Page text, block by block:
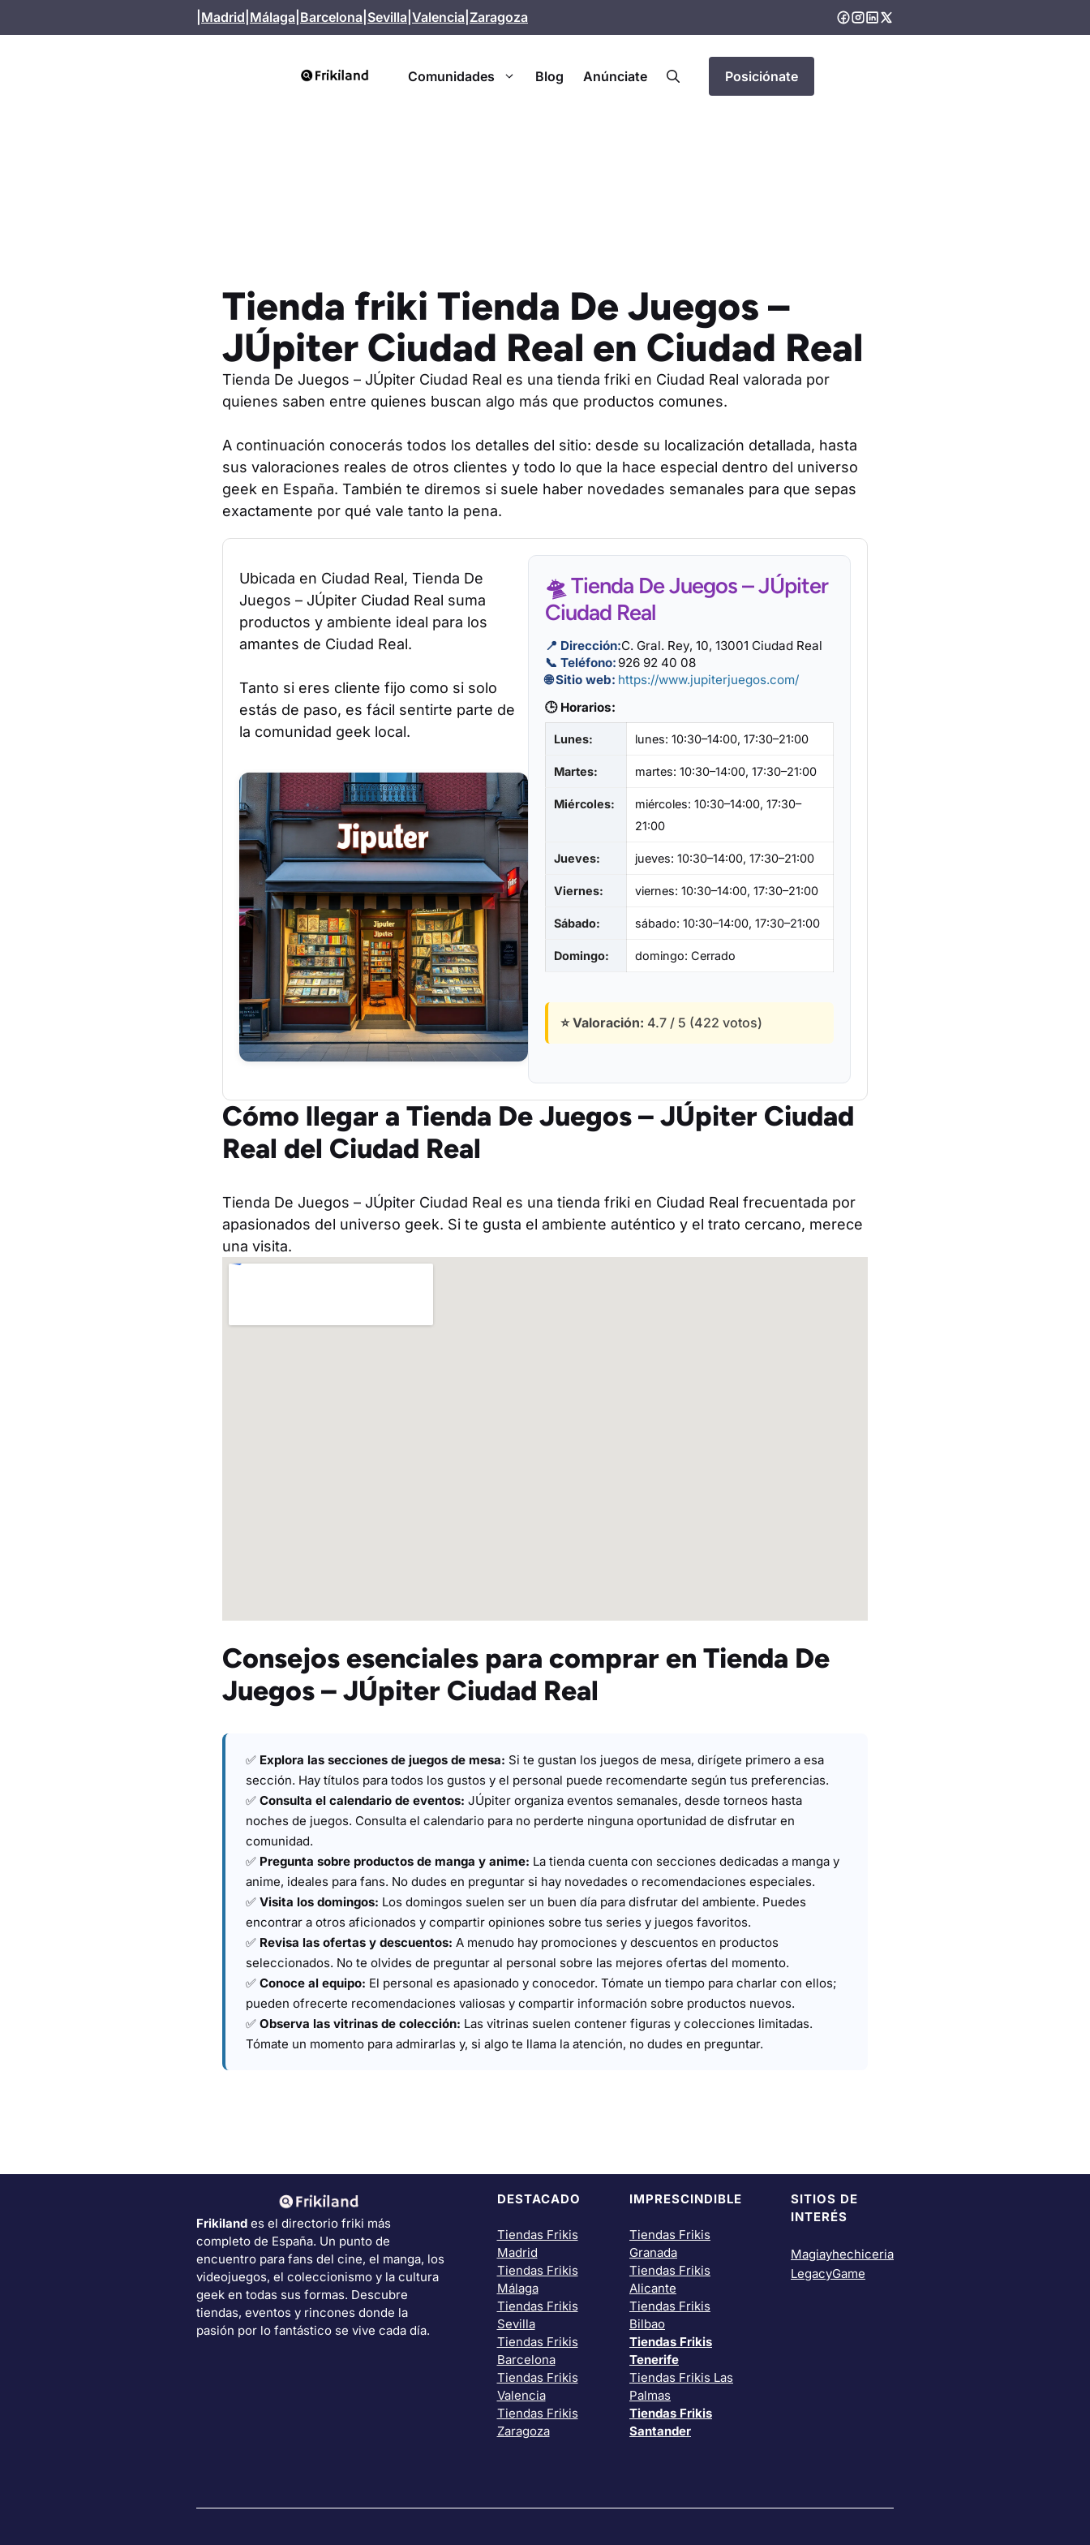
al
Madrid Málaga Barcelona Sevilla Valencia Zaragoza
Comunidades Blog Anúnciate Posiciónate
Tienda friki Tienda De Juegos –
JÚpiter Ciudad Real en Ciudad Real
Tienda De Juegos – JÚpiter Ciudad Real es una tienda friki en Ciudad Real valorada por
quienes saben entre quienes buscan algo más que productos comunes.
A continuación conocerás todos los detalles del sitio: desde su localización detallada, hasta
sus valoraciones reales de otros clientes y todo lo que la hace especial dentro del universo
geek en España. También te diremos si suele haber novedades semanales para que sepas
exactamente por qué vale tanto la pena.
Ubicada en Ciudad Real, Tienda De
Juegos – JÚpiter Ciudad Real suma
productos y ambiente ideal para los
amantes de Ciudad Real.
Tanto si eres cliente fijo como si solo
estás de paso, es fácil sentirte parte de
la comunidad geek local.
🛸 Tienda De Juegos – JÚpiter
Ciudad Real
📍 Dirección:C. Gral. Rey, 10, 13001 Ciudad Real
📞 Teléfono: 926 92 40 08
🌐 Sitio web: https://www.jupiterjuegos.com/
🕒 Horarios:
Lunes: lunes: 10:30–14:00, 17:30–21:00
Martes: martes: 10:30–14:00, 17:30–21:00
Miércoles:
miércoles: 10:30–14:00, 17:30–
21:00
Jueves: jueves: 10:30–14:00, 17:30–21:00
Viernes: viernes: 10:30–14:00, 17:30–21:00
Sábado: sábado: 10:30–14:00, 17:30–21:00
Domingo: domingo: Cerrado
⭐ Valoración: 4.7 / 5 (422 votos)
Cómo llegar a Tienda De Juegos – JÚpiter Ciudad
Real del Ciudad Real
Tienda De Juegos – JÚpiter Ciudad Real es una tienda friki en Ciudad Real frecuentada por
apasionados del universo geek. Si te gusta el ambiente auténtico y el trato cercano, merece
una visita.
Consejos esenciales para comprar en Tienda De
Juegos – JÚpiter Ciudad Real
✅ Explora las secciones de juegos de mesa: Si te gustan los juegos de mesa, dirígete primero a esa
sección. Hay títulos para todos los gustos y el personal puede recomendarte según tus preferencias.
✅ Consulta el calendario de eventos: JÚpiter organiza eventos semanales, desde torneos hasta
noches de juegos. Consulta el calendario para no perderte ninguna oportunidad de disfrutar en
comunidad.
✅ Pregunta sobre productos de manga y anime: La tienda cuenta con secciones dedicadas a manga y
anime, ideales para fans. No dudes en preguntar si hay novedades o recomendaciones especiales.
✅ Visita los domingos: Los domingos suelen ser un buen día para disfrutar del ambiente. Puedes
encontrar a otros aficionados y compartir opiniones sobre tus series y juegos favoritos.
✅ Revisa las ofertas y descuentos: A menudo hay promociones y descuentos en productos
seleccionados. No te olvides de preguntar al personal sobre las mejores ofertas del momento.
✅ Conoce al equipo: El personal es apasionado y conocedor. Tómate un tiempo para charlar con ellos;
pueden ofrecerte recomendaciones valiosas y compartir información sobre productos nuevos.
✅ Observa las vitrinas de colección: Las vitrinas suelen contener figuras y colecciones limitadas.
Tómate un momento para admirarlas y, si algo te llama la atención, no dudes en preguntar.
Frikiland es el directorio friki más
completo de España. Un punto de
encuentro para fans del cine, el manga, los
videojuegos, el coleccionismo y la cultura
geek en todas sus formas. Descubre
tiendas, eventos y rincones donde la
pasión por lo fantástico se vive cada día.
DESTACADO
Tiendas Frikis
Madrid
Tiendas Frikis
Málaga
Tiendas Frikis
Sevilla
Tiendas Frikis
Barcelona
Tiendas Frikis
Valencia
Tiendas Frikis
Zaragoza
IMPRESCINDIBLE
Tiendas Frikis
Granada
Tiendas Frikis
Alicante
Tiendas Frikis
Bilbao
Tiendas Frikis
Tenerife
Tiendas Frikis Las
Palmas
Tiendas Frikis
Santander
SITIOS DE
INTERÉS
Magiayhechiceria
LegacyGame